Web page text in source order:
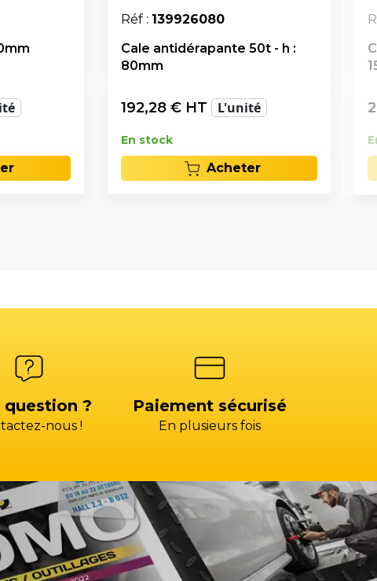
Réf : 139926080
Cale antidérapante 50t - h :
80mm
192,28 € HT L'unité
En stock
Acheter
question ?
nous !
Paiement sécurisé
En plusieurs fois